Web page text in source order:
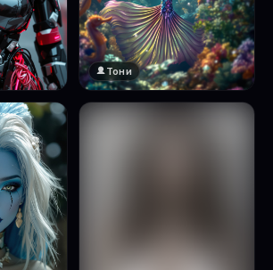
Тони